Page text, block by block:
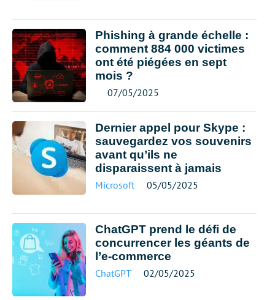
Phishing à grande échelle :
comment 884 000 victimes
ont été piégées en sept
mois ?
07/05/2025
Dernier appel pour Skype :
sauvegardez vos souvenirs
avant qu’ils ne
disparaissent à jamais
Microsoft 05/05/2025
ChatGPT prend le défi de
concurrencer les géants de
l’e-commerce
ChatGPT 02/05/2025